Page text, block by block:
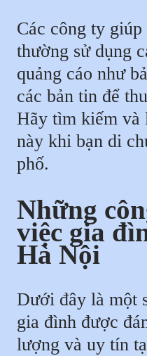
Các công ty
thường sử dụng
quảng cáo như
các bản tin để
Hãy tìm kiếm và
này khi bạn di
phố.
Những
việc gia
Hà Nội
Dưới đây là một
gia đình được
lượng và uy tín